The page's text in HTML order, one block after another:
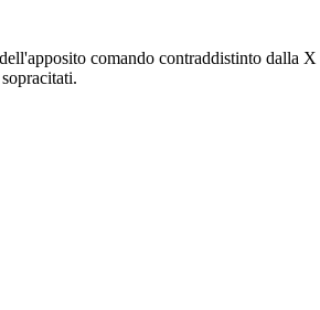
comando contraddistinto dalla